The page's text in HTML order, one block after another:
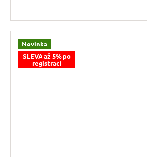
Novinka
SLEVA až 5% po
registraci